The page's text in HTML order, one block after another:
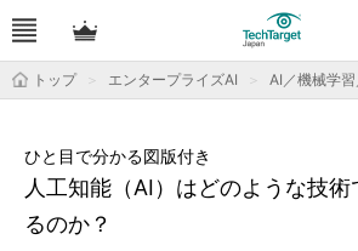
トップ エンタープライズAI AI／機械学
人工知能（AI）はどのような技
るのか？
ひと目で分かる図版付き